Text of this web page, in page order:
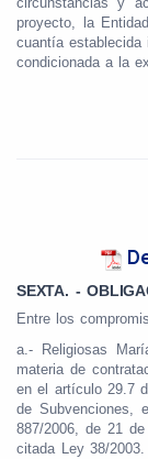
proyecto, la
cuantía establecida
condicionada a la
SEXTA. -
Entre los
a.- Religiosas
materia de
en el artículo 29.7
de Subvenciones,
887/2006, de 21
citada Ley 38/